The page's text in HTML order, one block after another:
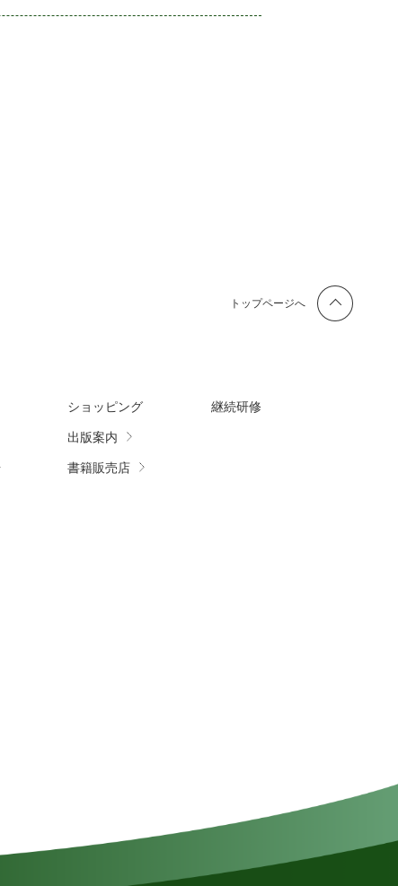
トップページへ
ショッピング
出版案内
書籍販売店
継続研修